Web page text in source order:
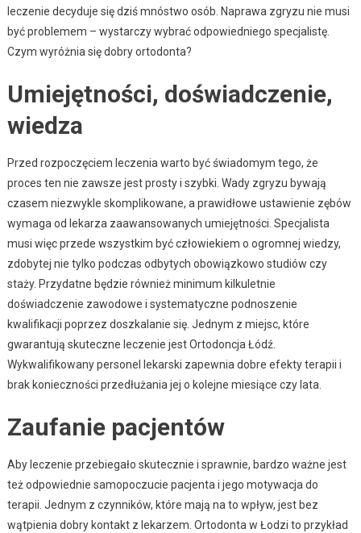
leczenie decyduje się dziś mnóstwo osób. Naprawa zgryzu nie musi
być problemem – wystarczy wybrać odpowiedniego specjalistę.
Czym wyróżnia się dobry ortodonta?
Umiejętności, doświadczenie,
wiedza
Przed rozpoczęciem leczenia warto być świadomym tego, że
proces ten nie zawsze jest prosty i szybki. Wady zgryzu bywają
czasem niezwykle skomplikowane, a prawidłowe ustawienie zębów
wymaga od lekarza zaawansowanych umiejętności. Specjalista
musi więc przede wszystkim być człowiekiem o ogromnej wiedzy,
zdobytej nie tylko podczas odbytych obowiązkowo studiów czy
staży. Przydatne będzie również minimum kilkuletnie
doświadczenie zawodowe i systematyczne podnoszenie
kwalifikacji poprzez doszkalanie się. Jednym z miejsc, które
gwarantują skuteczne leczenie jest Ortodoncja Łódź.
Wykwalifikowany personel lekarski zapewnia dobre efekty terapii i
brak konieczności przedłużania jej o kolejne miesiące czy lata.
Zaufanie pacjentów
Aby leczenie przebiegało skutecznie i sprawnie, bardzo ważne jest
też odpowiednie samopoczucie pacjenta i jego motywacja do
terapii. Jednym z czynników, które mają na to wpływ, jest bez
wątpienia dobry kontakt z lekarzem. Ortodonta w Łodzi to przykład